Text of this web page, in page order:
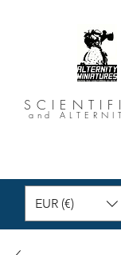
and
EUR (€)